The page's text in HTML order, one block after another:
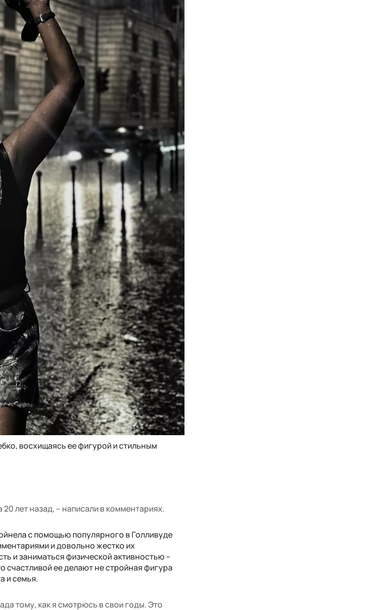
восхищаясь ее фигурой и стильным
лет назад, – написали в комментариях.
с помощью популярного в Голливуде
и довольно жестко их
и заниматься физической активностью –
счастливой ее делают не стройная фигура
и семья.
тому, как я смотрюсь в свои годы. Это